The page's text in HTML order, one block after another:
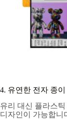
4. 유연한 전자 종이
유리 대신 플라스
디자인이 가능합니